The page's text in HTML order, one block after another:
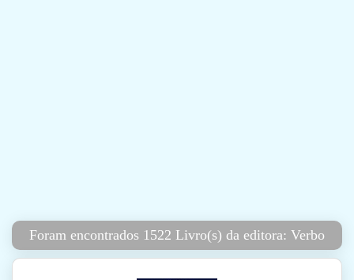
Foram encontrados 1522 Livro(s) da editora: Verbo